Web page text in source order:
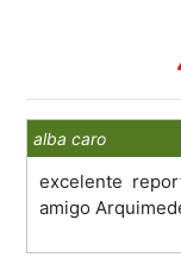
alba caro
excelente
amigo